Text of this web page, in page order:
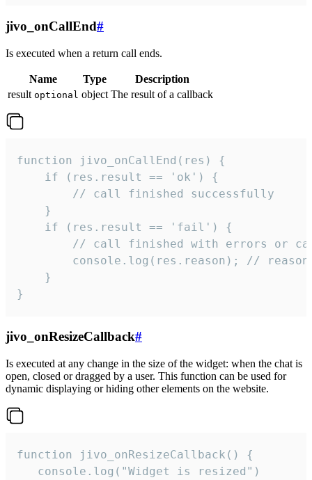
jivo_onCallEnd#
Is executed when a return call ends.
Name Type
Description
result optional object The result of a callback
function jivo_onCallEnd(res) {
    if (res.result == 'ok') {
        // call finished successfully
    }
    if (res.result == 'fail') {
// call finished with errors or
console.log(res.reason); //
    }
}
jivo_onResizeCallback#
Is executed at any change in the size of the widget: when the chat is
open, closed or dragged by a user. This function can be used for
dynamic displaying or hiding other elements on the website.
function jivo_onResizeCallback() {
   console.log("Widget is resized")